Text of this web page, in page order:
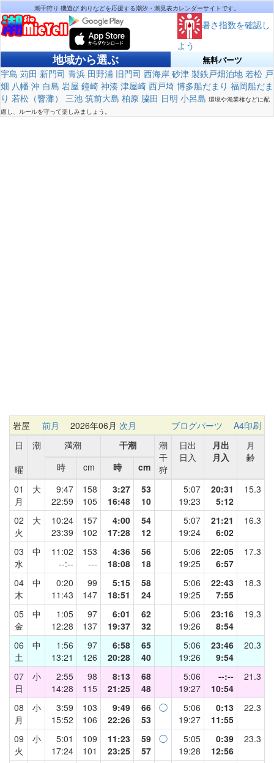
潮干狩り 磯遊び 釣りなどを応援する潮汐・潮見表カレンダーサイトです。
暑さ指数を確認し
よう
地域から選ぶ 無料パーツ
宇島 苅田 新門司 青浜 田野浦 旧門司 西海岸 砂津 製鉄戸畑泊地 若松 戸
畑 八幡 沖 白島 岩屋 鐘崎 神湊 津屋崎 西戸埼 博多船だまり 福岡船だま
り 若松（響灘） 三池 筑前大島 柏原 脇田 日明 小呂島 環境や漁業権などに配
慮し、ルールを守って楽しみましょう。
岩屋 前月 2026年06月 次月 ブログパーツ
A4印刷
日
曜
潮 満潮 干潮
潮
干
狩
日出
日入
月出
月入
月
齢
時
cm 時
cm
01
月
大
9:47
22:59
158
105
3:27
16:48
53
10
5:07
19:23
20:31
5:12
15.3
02
火
大
10:24
23:39
157
102
4:00
17:28
54
12
5:07
19:24
21:21
6:02
16.3
03
水
中
11:02
--:--
153
---
4:36
18:08
56
18
5:06
19:25
22:05
6:57
17.3
04
木
中
0:20
11:43
99
147
5:15
18:51
58
24
5:06
19:25
22:43
7:55
18.3
05
金
中
1:05
12:28
97
137
6:01
19:37
62
32
5:06
19:26
23:16
8:54
19.3
06
土
中
1:56
13:21
97
126
6:58
20:28
65
40
5:06
19:26
23:46
9:54
20.3
07
日
小
2:55
14:28
98
115
8:13
21:25
68
48
5:06
19:27
--:--
10:54
21.3
08
月
小
3:59
15:52
103
106
9:49
22:26
66
53
◯
5:06
19:27
0:13
11:55
22.3
09
火
小
5:01
17:24
109
101
11:23
23:25
59
57
◯
5:05
19:28
0:39
12:56
23.3